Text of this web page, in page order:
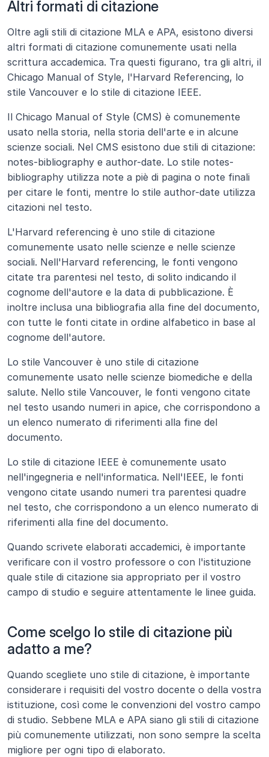
Altri formati di citazione
Oltre agli stili di citazione MLA e APA, esistono diversi
altri formati di citazione comunemente usati nella
scrittura accademica. Tra questi figurano, tra gli altri, il
Chicago Manual of Style, l'Harvard Referencing, lo
stile Vancouver e lo stile di citazione IEEE.
Il Chicago Manual of Style (CMS) è comunemente
usato nella storia, nella storia dell'arte e in alcune
scienze sociali. Nel CMS esistono due stili di citazione:
notes-bibliography e author-date. Lo stile notes-
bibliography utilizza note a piè di pagina o note finali
per citare le fonti, mentre lo stile author-date utilizza
citazioni nel testo.
L'Harvard referencing è uno stile di citazione
comunemente usato nelle scienze e nelle scienze
sociali. Nell'Harvard referencing, le fonti vengono
citate tra parentesi nel testo, di solito indicando il
cognome dell'autore e la data di pubblicazione. È
inoltre inclusa una bibliografia alla fine del documento,
con tutte le fonti citate in ordine alfabetico in base al
cognome dell'autore.
Lo stile Vancouver è uno stile di citazione
comunemente usato nelle scienze biomediche e della
salute. Nello stile Vancouver, le fonti vengono citate
nel testo usando numeri in apice, che corrispondono a
un elenco numerato di riferimenti alla fine del
documento.
Lo stile di citazione IEEE è comunemente usato
nell'ingegneria e nell'informatica. Nell'IEEE, le fonti
vengono citate usando numeri tra parentesi quadre
nel testo, che corrispondono a un elenco numerato di
riferimenti alla fine del documento.
Quando scrivete elaborati accademici, è importante
verificare con il vostro professore o con l'istituzione
quale stile di citazione sia appropriato per il vostro
campo di studio e seguire attentamente le linee guida.
Come scelgo lo stile di citazione più
adatto a me?
Quando scegliete uno stile di citazione, è importante
considerare i requisiti del vostro docente o della vostra
istituzione, così come le convenzioni del vostro campo
di studio. Sebbene MLA e APA siano gli stili di citazione
più comunemente utilizzati, non sono sempre la scelta
migliore per ogni tipo di elaborato.